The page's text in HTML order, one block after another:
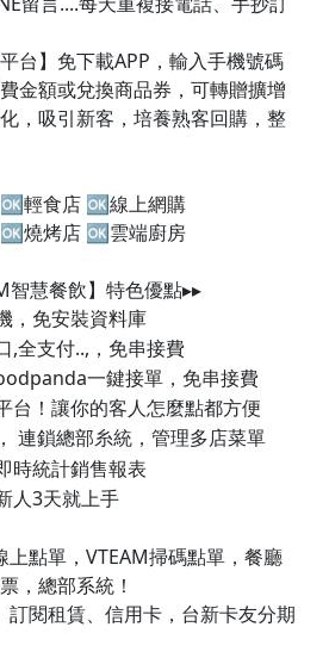
台】免下載APP，輸入手機號碼
金額或兌換商品券，可轉贈擴增
，吸引新客，培養熟客回購，整
輕食店 🆗線上網購
燒烤店 🆗雲端廚房
智慧餐飲】特色優點▸▸
，免安裝資料庫
,全支付..,，免串接費
一鍵接單，免串接費
台！讓你的客人怎麼點都方便
連鎖總部糸統，管理多店菜單
時統計銷售報表
人3天就上手
點單，VTEAM掃碼點單，餐廳
，總部系統！
閱租賃、信用卡，台新卡友分期